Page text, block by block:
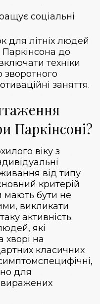
соціальні
для літніх людей
до
техніки
зворотного
заняття.
Паркінсоні?
віку з
від типу
критерій
мають бути не
викликати
активність.
які
хворі на
класичних
для